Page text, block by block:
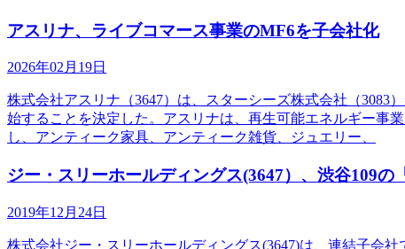
アスリナ、ライブコマース事業のMF6を子会社化
2026年02月19日
株式会社アスリナ（3647）は、スターシーズ株式会社（3083
始することを決定した。アスリナは、再生可能エネルギー事
し、アンティーク家具、アンティーク雑貨、ジュエリー、
ジー・スリーホールディングス(3647）、渋谷109
2019年12月24日
株式会社ジー・スリーホールディングス(3647)は、連結子会